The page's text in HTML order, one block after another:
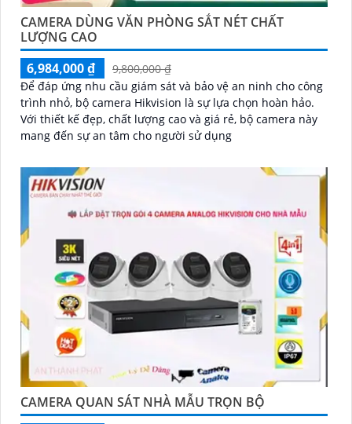
CAMERA DÙNG VĂN PHÒNG SẮT NÉT CHẤT
LƯỢNG CAO
6,984,000 ₫
9,800,000 ₫
Để đáp ứng nhu cầu giám sát và bảo vệ an ninh cho công
trình nhỏ, bộ camera Hikvision là sự lựa chọn hoàn hảo.
Với thiết kế đẹp, chất lượng cao và giá rẻ, bộ camera này
mang đến sự an tâm cho người sử dụng
CAMERA QUAN SÁT NHÀ MẪU TRỌN BỘ